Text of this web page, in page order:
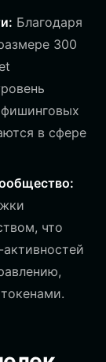
Благодаря
300
в сфере
что